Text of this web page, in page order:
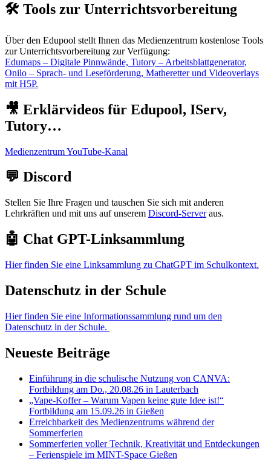
🛠️ Tools zur Unterrichtsvorbereitung
Über den Edupool stellt Ihnen das Medienzentrum kostenlose Tools
zur Unterrichtsvorbereitung zur Verfügung:
Edumaps – Digitale Pinnwände, Tutory – Arbeitsblattgenerator,
Onilo – Sprach- und Leseförderung, Matheretter und Videoverlays
mit H5P.
🎥 Erklärvideos für Edupool, IServ,
Tutory…
Medienzentrum YouTube-Kanal
💬 Discord
Stellen Sie Ihre Fragen und tauschen Sie sich mit anderen
Lehrkräften und mit uns auf unserem Discord-Serveraus.
🤖 Chat GPT-Linksammlung
Hier finden Sie eine Linksammlung zu ChatGPT im Schulkontext.
Datenschutz in der Schule
Hier finden Sie eine Informationssammlung rund um den
Datenschutz in der Schule.
Neueste Beiträge
Einführung in die schulische Nutzung von CANVA:
Fortbildung am Do., 20.08.26 in Lauterbach
„Vape-Koffer – Warum Vapen keine gute Idee ist!“
Fortbildung am 15.09.26 in Gießen
Erreichbarkeit des Medienzentrums während der
Sommerferien
Sommerferien voller Technik, Kreativität und Entdeckungen
– Ferienspiele im MINT-Space Gießen